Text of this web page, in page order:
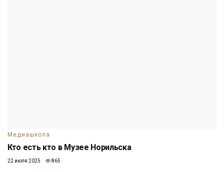
Медиашкола
Кто есть кто в Музее Норильска
22 июля 2025 865